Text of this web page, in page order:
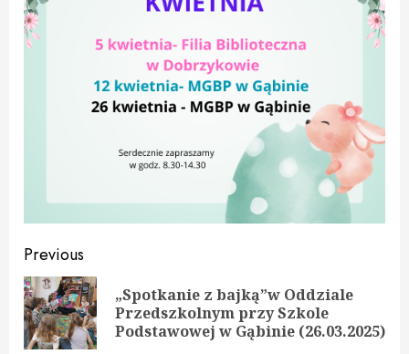
Continue
Reading
Previous
„Spotkanie z bajką”w Oddziale
Przedszkolnym przy Szkole
Podstawowej w Gąbinie (26.03.2025)